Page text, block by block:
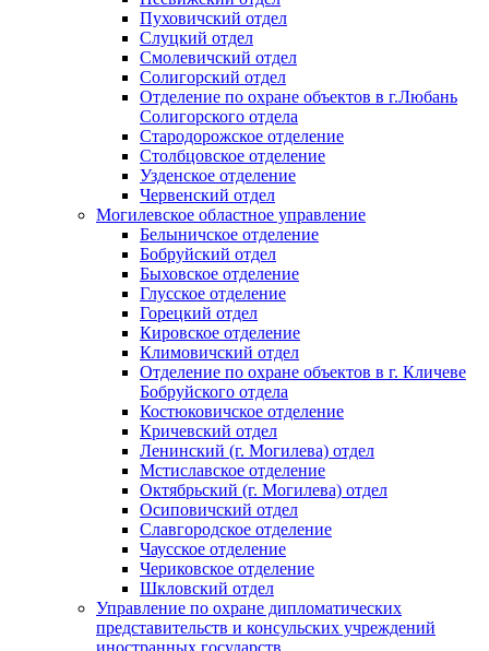
Пуховичский отдел
Слуцкий отдел
Смолевичский отдел
Солигорский отдел
Отделение по охране объектов в г.Любань
Солигорского отдела
Стародорожское отделение
Столбцовское отделение
Узденское отделение
Червенский отдел
Могилевское областное управление
Белыничское отделение
Бобруйский отдел
Быховское отделение
Глусское отделение
Горецкий отдел
Кировское отделение
Климовичский отдел
Отделение по охране объектов в г. Кличеве
Бобруйского отдела
Костюковичское отделение
Кричевский отдел
Ленинский (г. Могилева) отдел
Мстиславское отделение
Октябрьский (г. Могилева) отдел
Осиповичский отдел
Славгородское отделение
Чаусское отделение
Чериковское отделение
Шкловский отдел
Управление по охране дипломатических
представительств и консульских учреждений
иностранных государств